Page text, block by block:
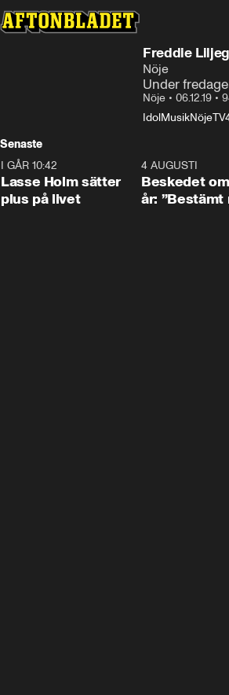
Freddie
Nöje
Under
Nöje • 06.12.19 •
IdolMusikNöje
Senaste
1:04
I GÅR 10:42
Lasse Holm sätter
plus på livet
4 AUGUSTI
Beskedet
år: ”Bestämt